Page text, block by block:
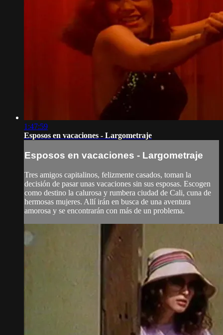
1:47:59
Esposos en vacaciones - Largometraje
Esposos en vacaciones - Largometraje
Tres amigos capitalinos, felizmente casados, toman la
decisión de pasar unas vacaciones sin sus esposas. Escogen
como destino la calurosa y rumbera ciudad de Cali, cuna de
hermosas mujeres. Allí irán en busca de una aventura
amorosa y se encontrarán con más de un problema.